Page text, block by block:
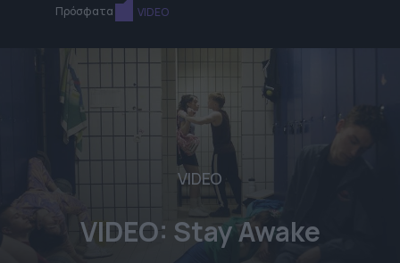
Πρόσφατα VIDEO
VIDEO
VIDEO: Stay Awake